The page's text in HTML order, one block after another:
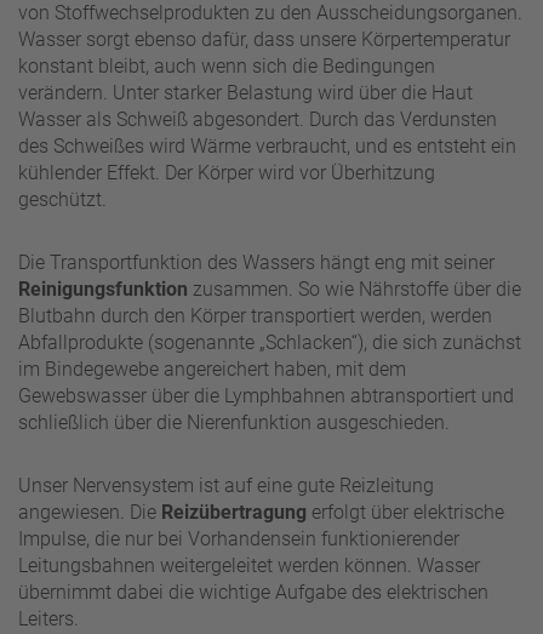
von Stoffwechselprodukten zu den Ausscheidungsorganen.
Wasser sorgt ebenso dafür, dass unsere Körpertemperatur
konstant bleibt, auch wenn sich die Bedingungen
verändern. Unter starker Belastung wird über die Haut
Wasser als Schweiß abgesondert. Durch das Verdunsten
des Schweißes wird Wärme verbraucht, und es entsteht ein
kühlender Effekt. Der Körper wird vor Überhitzung
geschützt.
Die Transportfunktion des Wassers hängt eng mit seiner
Reinigungsfunktion zusammen. So wie Nährstoffe über die
Blutbahn durch den Körper transportiert werden, werden
Abfallprodukte (sogenannte „Schlacken“), die sich zunächst
im Bindegewebe angereichert haben, mit dem
Gewebswasser über die Lymphbahnen abtransportiert und
schließlich über die Nierenfunktion ausgeschieden.
Unser Nervensystem ist auf eine gute Reizleitung
angewiesen. Die Reizübertragung erfolgt über elektrische
Impulse, die nur bei Vorhandensein funktionierender
Leitungsbahnen weitergeleitet werden können. Wasser
übernimmt dabei die wichtige Aufgabe des elektrischen
Leiters.